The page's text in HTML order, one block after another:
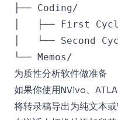
├── Coding/
│   ├── First
│   └── Second
为质性分析软件做准备
如果你使用NVivo、
将转录稿导出为纯文本